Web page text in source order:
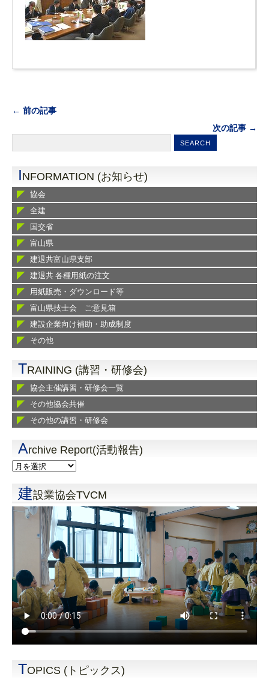
← 前の記事
次の記事 →
INFORMATION (お知らせ)
協会
全建
国交省
富山県
建退共富山県支部
建退共 各種用紙の注文
用紙販売・ダウンロード等
富山県技士会 ご意見箱
建設企業向け補助・助成制度
その他
TRAINING (講習・研修会)
協会主催講習・研修会一覧
その他協会共催
その他の講習・研修会
Archive Report(活動報告)
建設業協会TVCM
TOPICS (トピックス)